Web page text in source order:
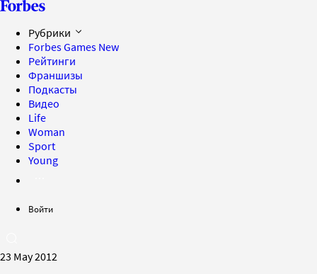
Рубрики
Forbes Games New
Рейтинги
Франшизы
Подкасты
Видео
Life
Woman
Sport
Young
Войти
23 May 2012